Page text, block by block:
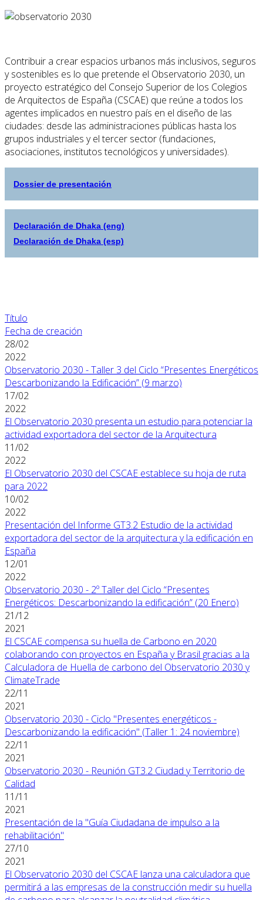
Contribuir a crear espacios urbanos más inclusivos, seguros
y sostenibles es lo que pretende el Observatorio 2030, un
proyecto estratégico del Consejo Superior de los Colegios
de Arquitectos de España (CSCAE) que reúne a todos los
agentes implicados en nuestro país en el diseño de las
ciudades: desde las administraciones públicas hasta los
grupos industriales y el tercer sector (fundaciones,
asociaciones, institutos tecnológicos y universidades).
Dossier de presentación
Declaración de Dhaka (eng)
Declaración de Dhaka (esp)
Título
Fecha de creación
28/02
2022
Observatorio 2030 - Taller 3 del Ciclo “Presentes Energéticos
Descarbonizando la Edificación” (9 marzo)
17/02
2022
El Observatorio 2030 presenta un estudio para potenciar la
actividad exportadora del sector de la Arquitectura
11/02
2022
El Observatorio 2030 del CSCAE establece su hoja de ruta
para 2022
10/02
2022
Presentación del Informe GT3.2 Estudio de la actividad
exportadora del sector de la arquitectura y la edificación en
España
12/01
2022
Observatorio 2030 - 2º Taller del Ciclo “Presentes
Energéticos: Descarbonizando la edificación” (20 Enero)
21/12
2021
El CSCAE compensa su huella de Carbono en 2020
colaborando con proyectos en España y Brasil gracias a la
Calculadora de Huella de carbono del Observatorio 2030 y
ClimateTrade
22/11
2021
Observatorio 2030 - Ciclo "Presentes energéticos -
Descarbonizando la edificación" (Taller 1: 24 noviembre)
22/11
2021
Observatorio 2030 - Reunión GT3.2 Ciudad y Territorio de
Calidad
11/11
2021
Presentación de la "Guía Ciudadana de impulso a la
rehabilitación"
27/10
2021
El Observatorio 2030 del CSCAE lanza una calculadora que
permitirá a las empresas de la construcción medir su huella